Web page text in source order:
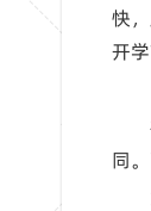
快
开
同